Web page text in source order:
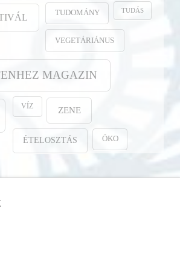
TUDOMÁNY TUDÁS
VEGETÁRIÁNUS
MAGAZIN
VÍZ ZENE
ÉTELOSZTÁS ÖKO